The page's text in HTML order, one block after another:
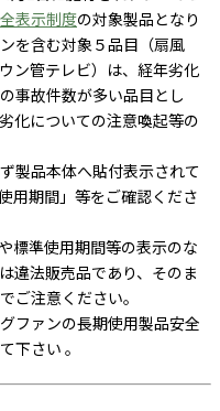
表示制度の対象製品となり
を含む対象５品目（扇風
ン管テレビ）は、経年劣化
事故件数が多い品目とし
化についての注意喚起等の
製品本体へ貼付表示されて
用期間」等をご確認くださ
標準使用期間等の表示のな
違法販売品であり、そのま
ご注意ください。
ファンの長期使用製品安全
下さい 。